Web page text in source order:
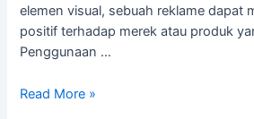
elemen visual, sebuah reklame dapat
positif terhadap merek atau produk
Penggunaan …
Read More »